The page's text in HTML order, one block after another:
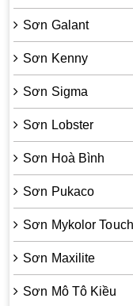
Sơn Galant
Sơn Kenny
Sơn Sigma
Sơn Lobster
Sơn Hoà Bình
Sơn Pukaco
Sơn Mykolor Touch
Sơn Maxilite
Sơn Mô Tô Kiều